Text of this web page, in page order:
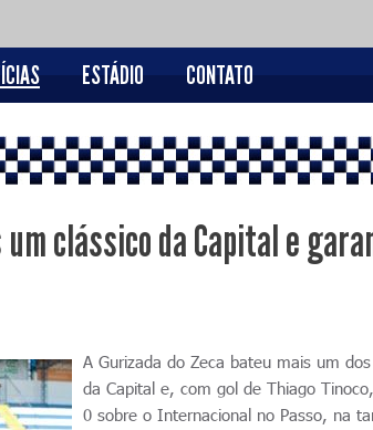
ESTÁDIO CONTATO
um clássico da Capital e
A Gurizada do Zeca bateu mais um
da Capital e, com gol de Thiago
0 sobre o Internacional no Passo, na